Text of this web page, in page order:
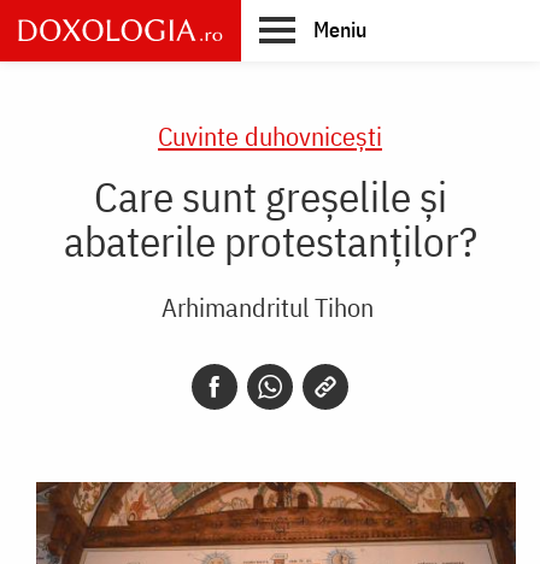
Skip
to
main
Meniu
Cuvinte duhovnicești
Care sunt greșelile și
abaterile protestanților?
Arhimandritul Tihon